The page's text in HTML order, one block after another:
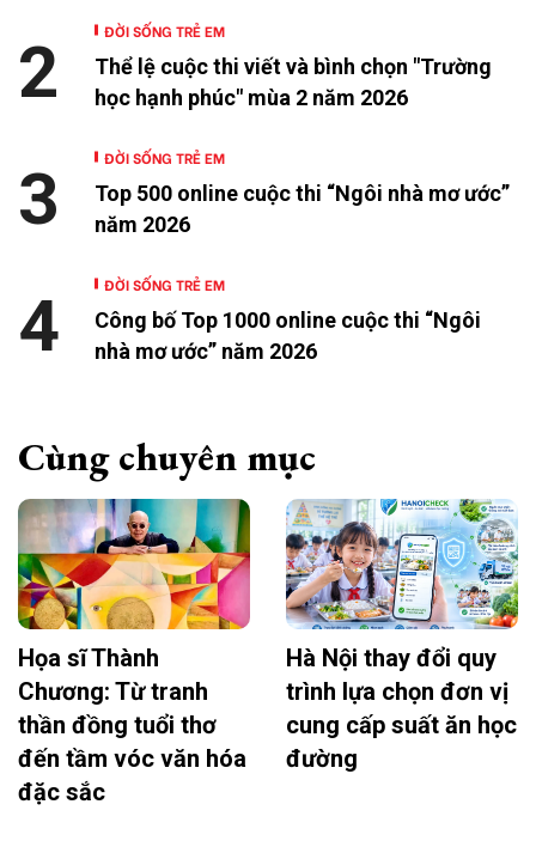
ĐỜI SỐNG TRẺ EM
Thể lệ cuộc thi viết và bình chọn "Trường
học hạnh phúc" mùa 2 năm 2026
2
ĐỜI SỐNG TRẺ EM
Top 500 online cuộc thi “Ngôi nhà mơ ước”
năm 2026
3
ĐỜI SỐNG TRẺ EM
Công bố Top 1000 online cuộc thi “Ngôi
nhà mơ ước” năm 2026
4
Cùng chuyên mục
Họa sĩ Thành
Chương: Từ tranh
thần đồng tuổi thơ
đến tầm vóc văn hóa
đặc sắc
Hà Nội thay đổi quy
trình lựa chọn đơn vị
cung cấp suất ăn học
đường